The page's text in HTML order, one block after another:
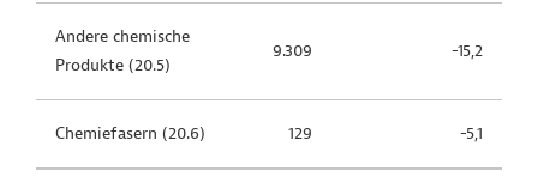
Andere chemische
Produkte (20.5)
9.309 -15,2
Chemiefasern (20.6) 129 -5,1